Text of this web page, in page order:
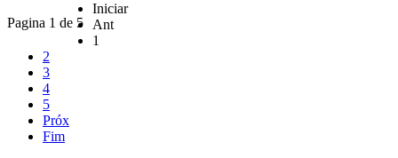
Pagina 1 de 5
Iniciar
Ant
1
2
3
4
5
Próx
Fim